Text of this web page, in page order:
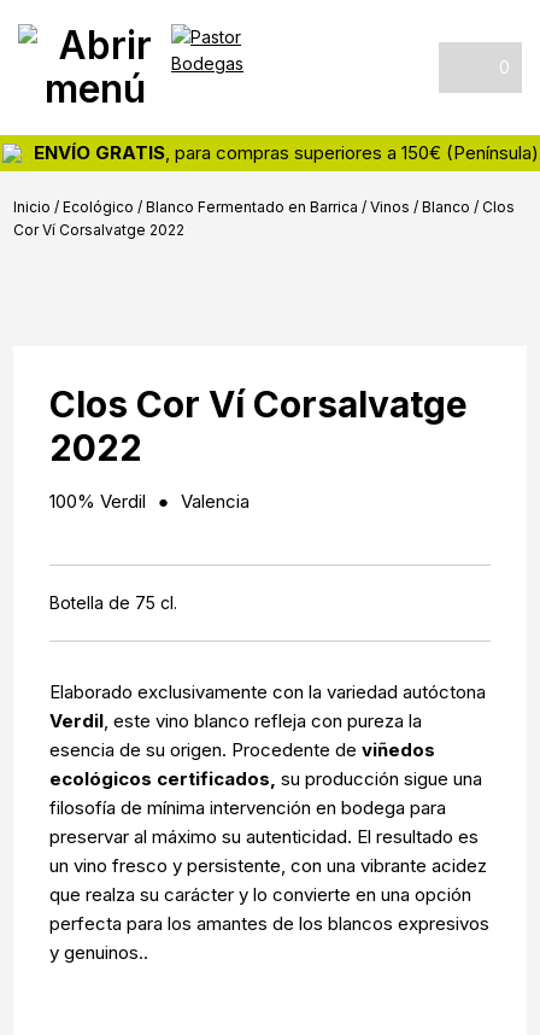
navigation
content
Pastor
Bodegas
Tienda
online
y
destilados
0
ENVÍO GRATIS, para compras superiores a 150€ (Península)
Inicio / Ecológico /Blanco Fermentado en Barrica /Vinos /Blanco /Clos
Cor Ví Corsalvatge 2022
Clos Cor Ví Corsalvatge
2022
100% Verdil Valencia
Botella de 75 cl.
Elaborado exclusivamente con la variedad autóctona
Verdil, este vino blanco refleja con pureza la
esencia de su origen. Procedente deviñedos
ecológicos certificados, su producción sigue una
filosofía de mínima intervención en bodega para
preservar al máximo su autenticidad. El resultado es
un vino fresco y persistente, con una vibrante acidez
que realza su carácter y lo convierte en una opción
perfecta para los amantes de los blancos expresivos
y genuinos..